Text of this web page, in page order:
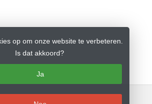
op om onze website te verbeteren.
Is dat akkoord?
Ja